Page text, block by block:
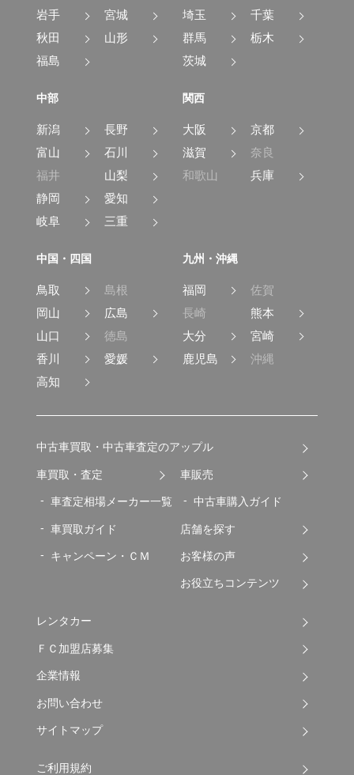
岩手
宮城
秋田
山形
福島
埼玉
千葉
群馬
栃木
茨城
中部
新潟
長野
富山
石川
福井
山梨
静岡
愛知
岐阜
三重
関西
大阪
京都
滋賀
奈良
和歌山
兵庫
中国・四国
鳥取
島根
岡山
広島
山口
徳島
香川
愛媛
高知
九州・沖縄
福岡
佐賀
長崎
熊本
大分
宮崎
鹿児島
沖縄
中古車買取・中古車査定のアップル
車買取・査定
車査定相場メーカー一覧
車買取ガイド
キャンペーン・ＣＭ
車販売
中古車購入ガイド
店舗を探す
お客様の声
お役立ちコンテンツ
レンタカー
ＦＣ加盟店募集
企業情報
お問い合わせ
サイトマップ
ご利用規約